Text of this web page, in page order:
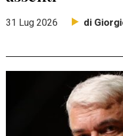
31 Lug 2026 di